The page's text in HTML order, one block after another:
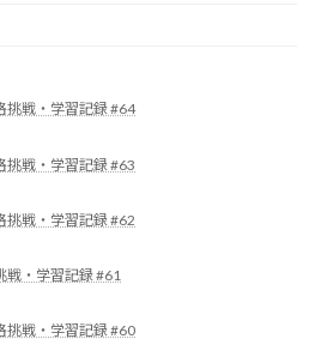
挑戦・学習記録 #64
挑戦・学習記録 #63
挑戦・学習記録 #62
戦・学習記録 #61
挑戦・学習記録 #60